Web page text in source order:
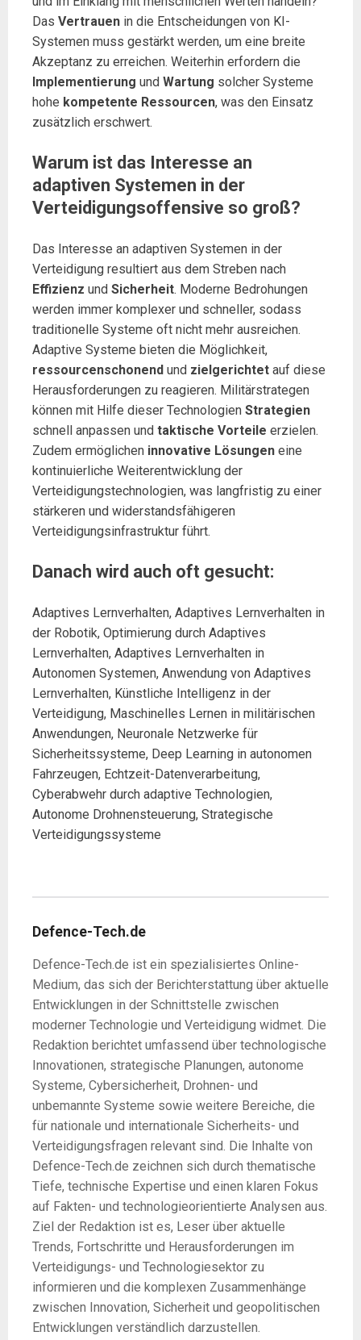
Das Vertrauen in die Entscheidungen von KI-
Systemen muss gestärkt werden, um eine breite
Akzeptanz zu erreichen. Weiterhin erfordern die
Implementierung und Wartung solcher Systeme
hohe kompetente Ressourcen, was den Einsatz
zusätzlich erschwert.
Warum ist das Interesse an
adaptiven Systemen in der
Verteidigungsoffensive so groß?
Das Interesse an adaptiven Systemen in der
Verteidigung resultiert aus dem Streben nach
Effizienz und Sicherheit. Moderne Bedrohungen
werden immer komplexer und schneller, sodass
traditionelle Systeme oft nicht mehr ausreichen.
Adaptive Systeme bieten die Möglichkeit,
ressourcenschonend und zielgerichtet auf diese
Herausforderungen zu reagieren. Militärstrategen
können mit Hilfe dieser Technologien Strategien
schnell anpassen und taktische Vorteile erzielen.
Zudem ermöglichen innovative Lösungen eine
kontinuierliche Weiterentwicklung der
Verteidigungstechnologien, was langfristig zu einer
stärkeren und widerstandsfähigeren
Verteidigungsinfrastruktur führt.
Danach wird auch oft gesucht:
Adaptives Lernverhalten, Adaptives Lernverhalten in
der Robotik, Optimierung durch Adaptives
Lernverhalten, Adaptives Lernverhalten in
Autonomen Systemen, Anwendung von Adaptives
Lernverhalten, Künstliche Intelligenz in der
Verteidigung, Maschinelles Lernen in militärischen
Anwendungen, Neuronale Netzwerke für
Sicherheitssysteme, Deep Learning in autonomen
Fahrzeugen, Echtzeit-Datenverarbeitung,
Cyberabwehr durch adaptive Technologien,
Autonome Drohnensteuerung, Strategische
Verteidigungssysteme
Defence-Tech.de
Defence-Tech.de ist ein spezialisiertes Online-
Medium, das sich der Berichterstattung über aktuelle
Entwicklungen in der Schnittstelle zwischen
moderner Technologie und Verteidigung widmet. Die
Redaktion berichtet umfassend über technologische
Innovationen, strategische Planungen, autonome
Systeme, Cybersicherheit, Drohnen- und
unbemannte Systeme sowie weitere Bereiche, die
für nationale und internationale Sicherheits- und
Verteidigungsfragen relevant sind. Die Inhalte von
Defence-Tech.de zeichnen sich durch thematische
Tiefe, technische Expertise und einen klaren Fokus
auf Fakten- und technologieorientierte Analysen aus.
Ziel der Redaktion ist es, Leser über aktuelle
Trends, Fortschritte und Herausforderungen im
Verteidigungs- und Technologiesektor zu
informieren und die komplexen Zusammenhänge
zwischen Innovation, Sicherheit und geopolitischen
Entwicklungen verständlich darzustellen.